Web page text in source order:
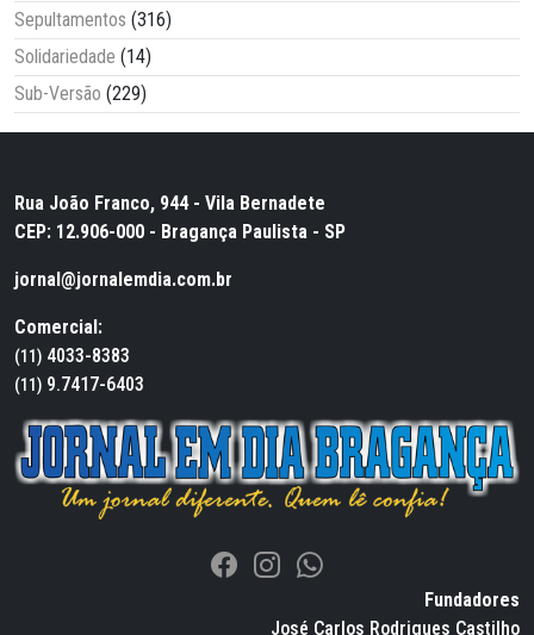
Sepultamentos (316)
Solidariedade (14)
Sub-Versão (229)
Rua João Franco, 944 - Vila Bernadete
CEP: 12.906-000 - Bragança Paulista - SP
jornal@jornalemdia.com.br
Comercial:
(11) 4033-8383
(11) 9.7417-6403
Fundadores
José Carlos Rodrigues Castilho